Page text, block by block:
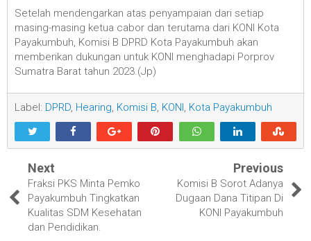
Setelah mendengarkan atas penyampaian dari setiap
masing-masing ketua cabor dan terutama dari KONI Kota
Payakumbuh, Komisi B DPRD Kota Payakumbuh akan
memberikan dukungan untuk KONI menghadapi Porprov
Sumatra Barat tahun 2023.(Jp)
Label: DPRD, Hearing, Komisi B, KONI, Kota Payakumbuh
Next
Fraksi PKS Minta Pemko
Payakumbuh Tingkatkan
Kualitas SDM Kesehatan
dan Pendidikan.
Previous
Komisi B Sorot Adanya
Dugaan Dana Titipan Di
KONI Payakumbuh